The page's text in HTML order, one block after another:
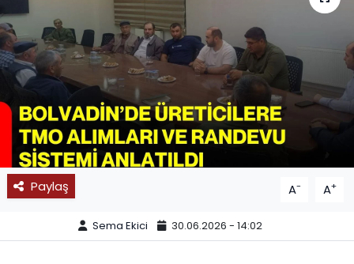
Paylaş A- A+
Sema Ekici 30.06.2026 - 14:02
SPOR
11:11 MANŞET